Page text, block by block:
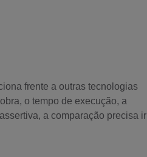
frente a outras tecnologias
o tempo de execução, a
a comparação precisa ir